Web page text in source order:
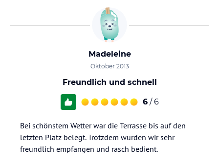
Madeleine
Oktober 2013
Freundlich und schnell
6 / 6
Bei schönstem Wetter war die Terrasse bis auf den
letzten Platz belegt. Trotzdem wurden wir sehr
freundlich empfangen und rasch bedient.